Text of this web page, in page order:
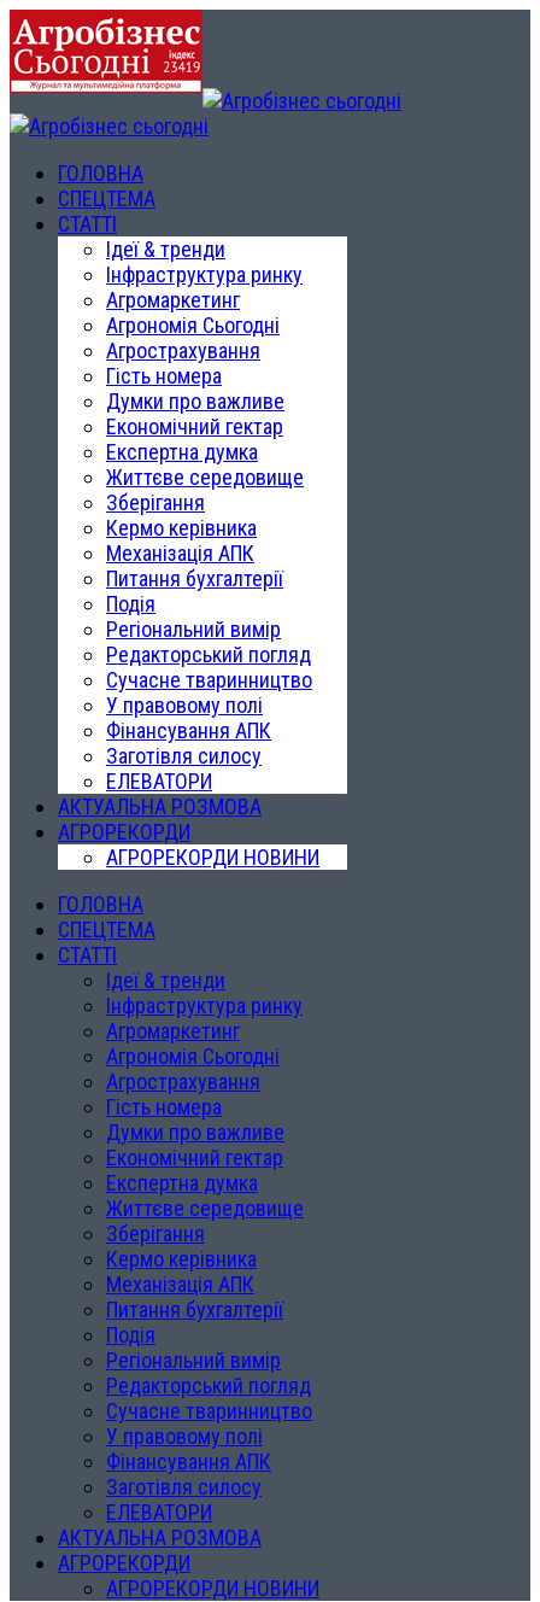
ГОЛОВНА
СПЕЦТЕМА
СТАТТІ
Ідеї & тренди
Інфраструктура ринку
Агромаркетинг
Агрономія Сьогодні
Агрострахування
Гість номера
Думки про важливе
Економічний гектар
Експертна думка
Життєве середовище
Зберігання
Кермо керівника
Механізація АПК
Питання бухгалтерії
Подія
Регіональний вимір
Редакторський погляд
Сучасне тваринництво
У правовому полі
Фінансування АПК
Заготівля силосу
ЕЛЕВАТОРИ
АКТУАЛЬНА РОЗМОВА
АГРОРЕКОРДИ
АГРОРЕКОРДИ НОВИНИ
ГОЛОВНА
СПЕЦТЕМА
СТАТТІ
Ідеї & тренди
Інфраструктура ринку
Агромаркетинг
Агрономія Сьогодні
Агрострахування
Гість номера
Думки про важливе
Економічний гектар
Експертна думка
Життєве середовище
Зберігання
Кермо керівника
Механізація АПК
Питання бухгалтерії
Подія
Регіональний вимір
Редакторський погляд
Сучасне тваринництво
У правовому полі
Фінансування АПК
Заготівля силосу
ЕЛЕВАТОРИ
АКТУАЛЬНА РОЗМОВА
АГРОРЕКОРДИ
АГРОРЕКОРДИ НОВИНИ